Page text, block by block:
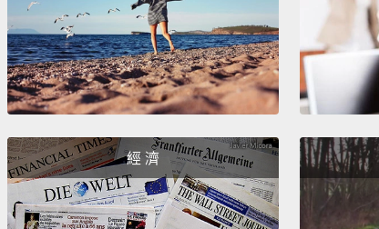
Smells like...diaper gravy!
聞起來像...尿布滷汁!
Smells like, uh... It's got some
Is...is it shitrus?!
這...這是屎味柑橘嗎？!
經 濟